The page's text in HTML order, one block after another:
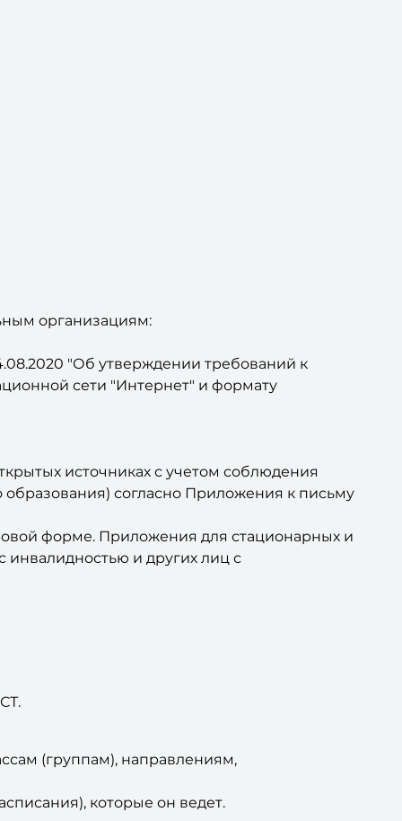
организациям:
"Об утверждении требований к
сети "Интернет" и формату
источниках с учетом соблюдения
согласно Приложения к письму
форме. Приложения для стационарных и
инвалидностью и других лиц с
(группам), направлениям,
которые он ведет.